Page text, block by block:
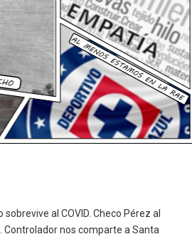
al COVID. Checo Pérez al
Controlador nos comparte a Santa